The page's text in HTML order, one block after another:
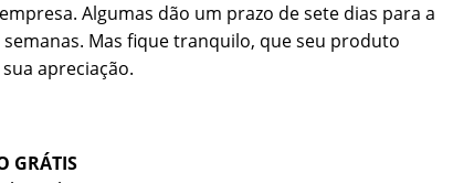
Algumas dão um prazo de sete dias para a
Mas fique tranquilo, que seu produto
apreciação.
GRÁTIS